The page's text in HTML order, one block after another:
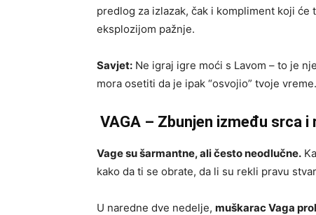
predlog za izlazak, čak i kompliment koji
eksplozijom pažnje.
Savjet: Ne igraj igre moći s Lavom – to je
mora osetiti da je ipak “osvojio” tvoje vreme.
VAGA – Zbunjen između srca i
Vage su šarmantne, ali često neodlučne.
kako da ti se obrate, da li su rekli pravu
U naredne dve nedelje, muškarac Vaga